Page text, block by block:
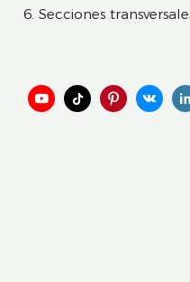
6. Secciones